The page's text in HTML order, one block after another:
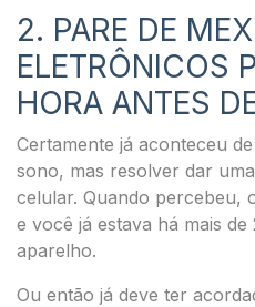
2. PARE DE
ELETRÔNICOS
HORA ANTES
Certamente já aconteceu
sono, mas resolver dar
celular. Quando percebeu,
e você já estava há mais
aparelho.
Ou então já deve ter